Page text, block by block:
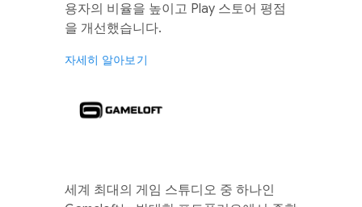
용자의 비율을 높이고 Play 스토어 평점
을 개선했습니다.
자세히 알아보기
세계 최대의 게임 스튜디오 중 하나인